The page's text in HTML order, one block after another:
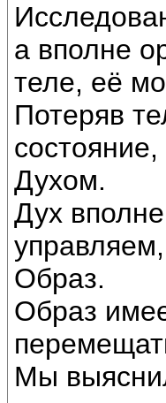
а вполне
теле, её
Потеряв
Духом.
Дух
Образ.
Образ
Мы